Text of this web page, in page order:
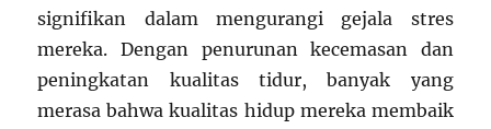
signifikan dalam mengurangi gejala stres
mereka. Dengan penurunan kecemasan dan
peningkatan kualitas tidur, banyak yang
merasa bahwa kualitas hidup mereka membaik